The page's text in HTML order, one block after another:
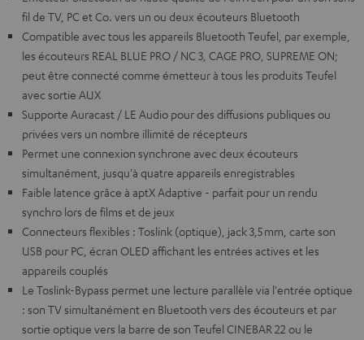
fil de TV, PC et Co. vers un ou deux écouteurs Bluetooth
Compatible avec tous les appareils Bluetooth Teufel, par exemple,
les écouteurs REAL BLUE PRO / NC 3, CAGE PRO, SUPREME ON;
peut être connecté comme émetteur à tous les produits Teufel
avec sortie AUX
Supporte Auracast / LE Audio pour des diffusions publiques ou
privées vers un nombre illimité de récepteurs
Permet une connexion synchrone avec deux écouteurs
simultanément, jusqu'à quatre appareils enregistrables
Faible latence grâce à aptX Adaptive - parfait pour un rendu
synchro lors de films et de jeux
Connecteurs flexibles : Toslink (optique), jack 3,5 mm, carte son
USB pour PC, écran OLED affichant les entrées actives et les
appareils couplés
Le Toslink-Bypass permet une lecture parallèle via l'entrée optique
: son TV simultanément en Bluetooth vers des écouteurs et par
sortie optique vers la barre de son Teufel CINEBAR 22 ou le